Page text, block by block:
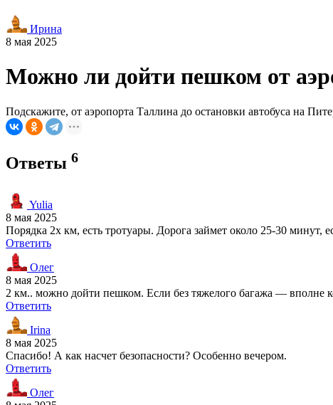
Ирина
8 мая 2025
Можно ли дойти пешком от
Подскажите, от аэропорта Таллина до остановки автобуса на
Ответы 6
Yulia
8 мая 2025
Порядка 2х км, есть тротуары. Дорога займет около 25-30 минут,
Ответить
Олег
8 мая 2025
2 км.. можно дойти пешком. Если без тяжелого багажа — вполне
Ответить
Irina
8 мая 2025
Спасибо! А как насчет безопасности? Особенно вечером.
Ответить
Олег